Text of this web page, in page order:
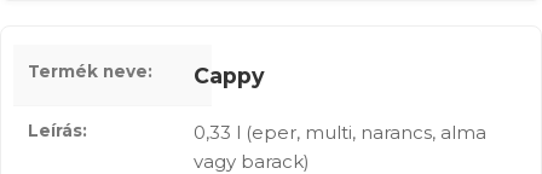
Cappy
0,33 l (eper, multi, narancs, alma
vagy barack)